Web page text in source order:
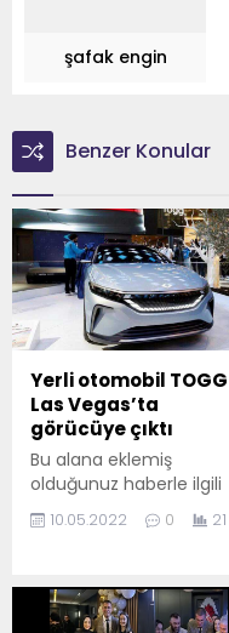
şafak engin
Benzer Konular
Yerli otomobil TOGG
Las Vegas’ta
görücüye çıktı
Bu alana eklemiş
olduğunuz haberle ilgili
kısa bir özet bilgisi
ekleyebilirsiniz. Bu metin
sayfasında "Özet"
bölümünden eklenebilir.
10.05.2022 0 21